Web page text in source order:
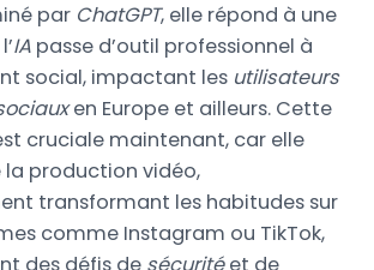
par ChatGPT, elle répond à une
IA passe d’outil professionnel à
social, impactant les utilisateurs
en Europe et ailleurs. Cette
cruciale maintenant, car elle
production vidéo,
transformant les habitudes sur
comme Instagram ou TikTok,